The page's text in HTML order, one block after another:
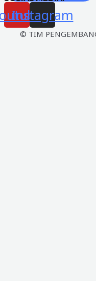
Instagram
© TIM